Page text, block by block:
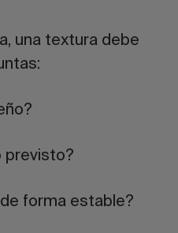
una textura debe
previsto?
forma estable?